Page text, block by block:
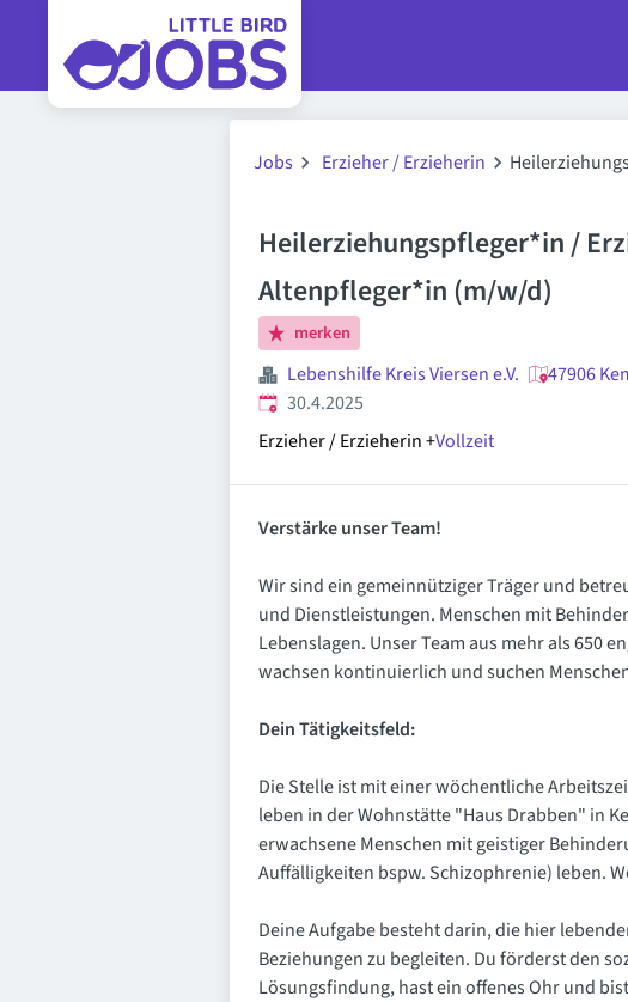
Jobs Erzieher / Erzieherin
Heilerziehungspfleger*in /
Altenpfleger*in (m/w/d)
merken
Lebenshilfe Kreis Viersen e.V.
47906
Veröffentlicht
30.4.2025
Erzieher / Erzieherin+Vollzeit
Verstärke unser Team!
Wir sind ein gemeinnütziger Träger und
und Dienstleistungen. Menschen mit
Lebenslagen. Unser Team aus mehr als 650
wachsen kontinuierlich und suchen
Dein Tätigkeitsfeld:
Die Stelle ist mit einer wöchentliche
leben in der Wohnstätte "Haus Drabben" in
erwachsene Menschen mit geistiger
Auffälligkeiten bspw. Schizophrenie) leben.
Deine Aufgabe besteht darin, die hier
Beziehungen zu begleiten. Du förderst den
Lösungsfindung, hast ein offenes Ohr und